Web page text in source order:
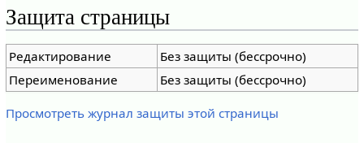
Защита страницы
Редактирование
Без защиты (бессрочно)
Переименование
Без защиты (бессрочно)
Просмотреть журнал защиты этой страницы